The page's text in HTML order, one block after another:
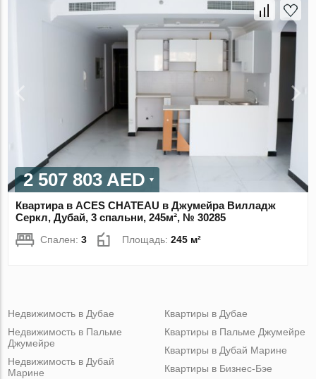
2 507 803 AED
Квартира в ACES CHATEAU в Джумейра Вилладж
Серкл, Дубай, 3 спальни, 245м², № 30285
Спален:3 Площадь:245 м²
Недвижимость в Дубае
Недвижимость в Пальме
Джумейре
Недвижимость в Дубай
Марине
Квартиры в Дубае
Квартиры в Пальме Джумейре
Квартиры в Дубай Марине
Квартиры в Бизнес-Бэе